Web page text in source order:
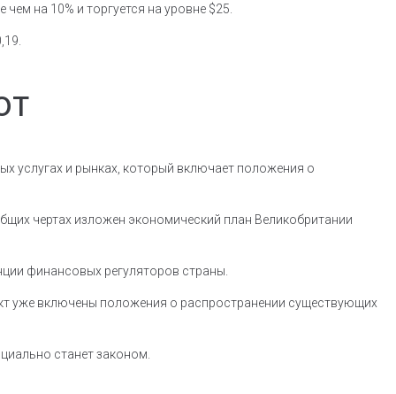
на 10% и торгуется на уровне $25.
услугах и рынках, который включает положения о
чертах изложен экономический план Великобритании
финансовых регуляторов страны.
уже включены положения о распространении существующих
станет законом.